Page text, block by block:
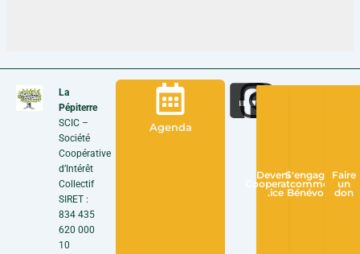
La
Pépiterre
SCIC –
Société
Coopérative
d’Intérêt
Collectif
SIRET :
834 435
620 000
10
Agenda
Devenir
Cooperateur
.ice
S'engager
comme
Bénévole
Faire
un
don